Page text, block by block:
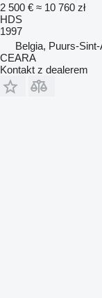
2 500 € ≈ 10 760 zł
HDS
1997
Belgia, Puurs-
CEARA
Kontakt z dealerem